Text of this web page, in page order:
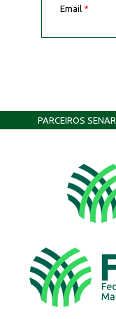
Email *
PARCEIROS SENAR